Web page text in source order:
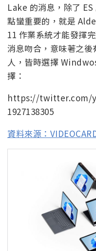
Lake 的消息，除了
點蠻重要的，就是
11 作業系統才能發揮
消息吻合，意味著之
人，皆時選擇
擇：
https://twitter.com/
1927138305
資料來源：